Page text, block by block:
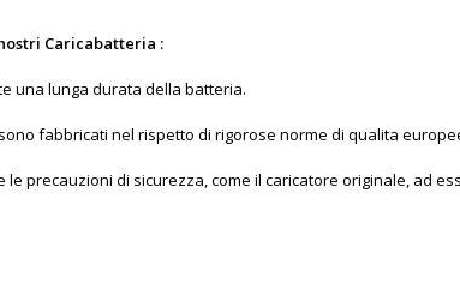
Caricabatteria :
una lunga durata della batteria.
fabbricati nel rispetto di rigorose norme di qualita
le precauzioni di sicurezza, come il caricatore originale, ad